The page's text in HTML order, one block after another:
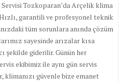
Tozkoparan’da Arçelik klima
garantili ve profesyonel teknik
tüm sorunlara anında çözüm
sayesinde arızalar kısa
şekilde giderilir. Günün her
ekibimiz ile aynı gün servis
klimanızı güvenle bize emanet